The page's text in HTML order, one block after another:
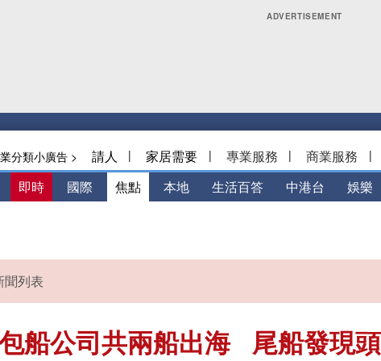
分類小廣告 > 請人 | 家居需要 | 專業服務 | 商業服務 |
即時 國際 焦點 本地 生活百答 中港台 娛樂
聞列表
包船公司共兩船出海 尾船發現